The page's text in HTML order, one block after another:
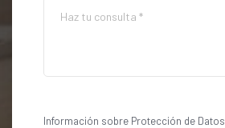
Información sobre Protección de Datos